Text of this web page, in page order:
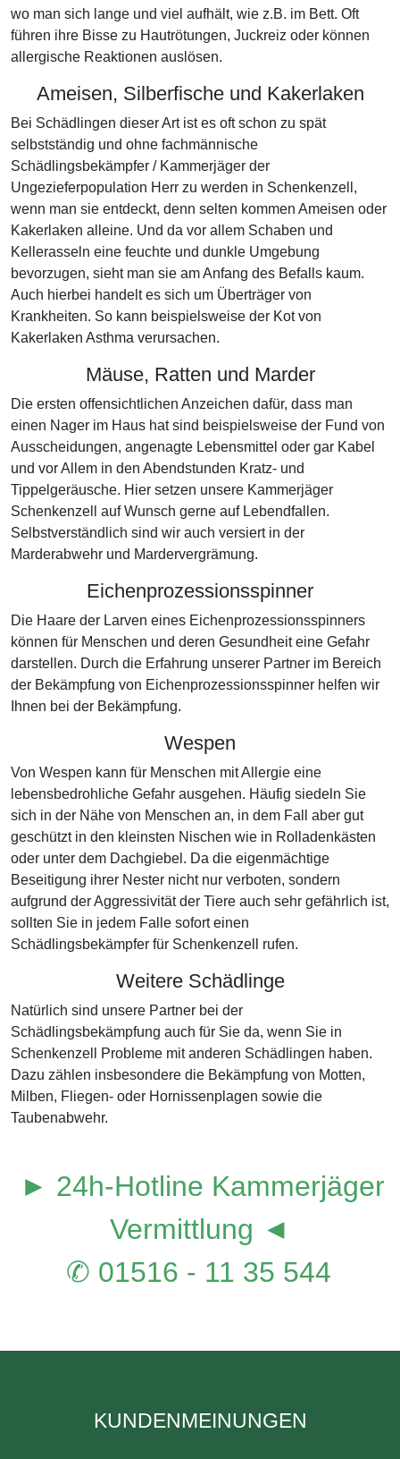
wo man sich lange und viel aufhält, wie z.B. im Bett. Oft
führen ihre Bisse zu Hautrötungen, Juckreiz oder können
allergische Reaktionen auslösen.
Ameisen, Silberfische und Kakerlaken
Bei Schädlingen dieser Art ist es oft schon zu spät
selbstständig und ohne fachmännische
Schädlingsbekämpfer / Kammerjäger der
Ungezieferpopulation Herr zu werden in Schenkenzell,
wenn man sie entdeckt, denn selten kommen Ameisen oder
Kakerlaken alleine. Und da vor allem Schaben und
Kellerasseln eine feuchte und dunkle Umgebung
bevorzugen, sieht man sie am Anfang des Befalls kaum.
Auch hierbei handelt es sich um Überträger von
Krankheiten. So kann beispielsweise der Kot von
Kakerlaken Asthma verursachen.
Mäuse, Ratten und Marder
Die ersten offensichtlichen Anzeichen dafür, dass man
einen Nager im Haus hat sind beispielsweise der Fund von
Ausscheidungen, angenagte Lebensmittel oder gar Kabel
und vor Allem in den Abendstunden Kratz- und
Tippelgeräusche. Hier setzen unsere Kammerjäger
Schenkenzell auf Wunsch gerne auf Lebendfallen.
Selbstverständlich sind wir auch versiert in der
Marderabwehr und Mardervergrämung.
Eichenprozessionsspinner
Die Haare der Larven eines Eichenprozessionsspinners
können für Menschen und deren Gesundheit eine Gefahr
darstellen. Durch die Erfahrung unserer Partner im Bereich
der Bekämpfung von Eichenprozessionsspinner helfen wir
Ihnen bei der Bekämpfung.
Wespen
Von Wespen kann für Menschen mit Allergie eine
lebensbedrohliche Gefahr ausgehen. Häufig siedeln Sie
sich in der Nähe von Menschen an, in dem Fall aber gut
geschützt in den kleinsten Nischen wie in Rolladenkästen
oder unter dem Dachgiebel. Da die eigenmächtige
Beseitigung ihrer Nester nicht nur verboten, sondern
aufgrund der Aggressivität der Tiere auch sehr gefährlich ist,
sollten Sie in jedem Falle sofort einen
Schädlingsbekämpfer für Schenkenzell rufen.
Weitere Schädlinge
Natürlich sind unsere Partner bei der
Schädlingsbekämpfung auch für Sie da, wenn Sie in
Schenkenzell Probleme mit anderen Schädlingen haben.
Dazu zählen insbesondere die Bekämpfung von Motten,
Milben, Fliegen- oder Hornissenplagen sowie die
Taubenabwehr.
► 24h-Hotline Kammerjäger
Vermittlung ◄
✆ 01516 - 11 35 544
KUNDENMEINUNGEN